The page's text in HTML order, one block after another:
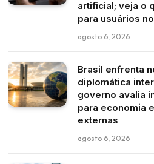
artificial; veja o
para usuários
agosto 6, 2026
Brasil enfrenta
diplomática
governo avalia
para economia
externas
agosto 6, 2026